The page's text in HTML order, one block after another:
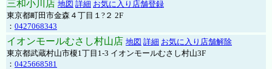
三和小川店 地図 詳細 お気に入り店舗登録
東京都町田市金森４丁目１?２ 2F
： 0427068343
イオンモールむさし村山店 地図 詳細 お気に入り店舗解除
東京都武蔵村山市榎1丁目1-3 イオンモールむさし村山3F
： 0425668581